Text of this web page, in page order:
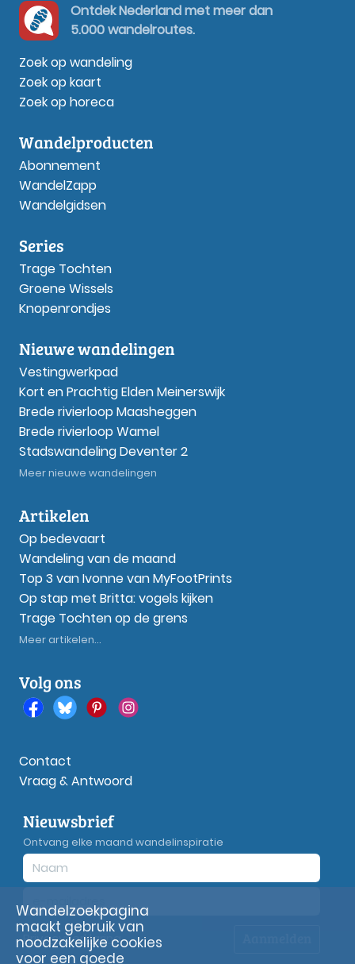
Ontdek Nederland met meer dan
5.000 wandelroutes.
Zoek op wandeling
Zoek op kaart
Zoek op horeca
Wandelproducten
Abonnement
WandelZapp
Wandelgidsen
Series
Trage Tochten
Groene Wissels
Knopenrondjes
Nieuwe wandelingen
Vestingwerkpad
Kort en Prachtig Elden Meinerswijk
Brede rivierloop Maasheggen
Brede rivierloop Wamel
Stadswandeling Deventer 2
Meer nieuwe wandelingen
Artikelen
Op bedevaart
Wandeling van de maand
Top 3 van Ivonne van MyFootPrints
Op stap met Britta: vogels kijken
Trage Tochten op de grens
Meer artikelen...
Volg ons
Contact
Vraag & Antwoord
Nieuwsbrief
Ontvang elke maand wandelinspiratie
Privacyverklaring
Wandelzoekpagina
maakt gebruik van
noodzakelijke cookies
voor een goede